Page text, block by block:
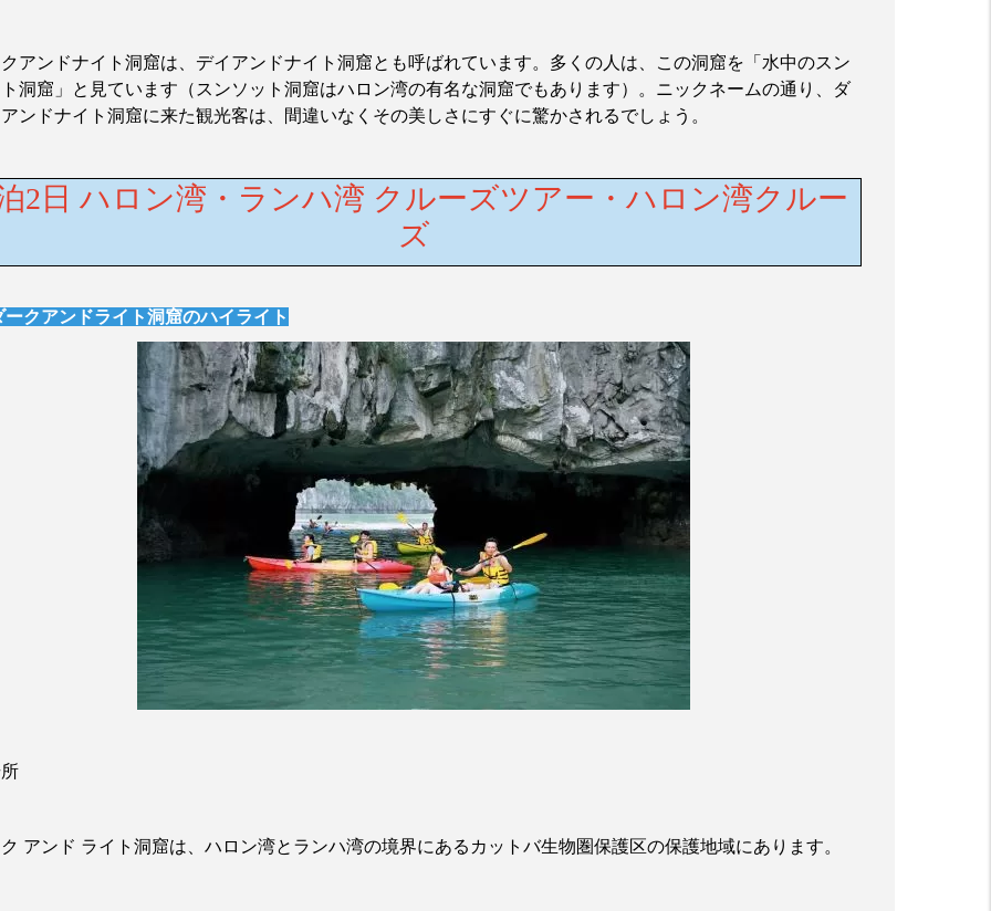
アンドナイト洞窟は、デイアンドナイト洞窟とも呼ばれています。多くの人は、この洞窟を「水中のスン
洞窟」と見ています（スンソット洞窟はハロン湾の有名な洞窟でもあります）。ニックネームの通り、ダ
ンドナイト洞窟に来た観光客は、間違いなくその美しさにすぐに驚かされるでしょう。
2日 ハロン湾・ランハ湾 クルーズツアー・ハロン湾クルー
ズ
ークアンドライト洞窟のハイライト
アンド ライト洞窟は、ハロン湾とランハ湾の境界にあるカットバ生物圏保護区の保護地域にあります。